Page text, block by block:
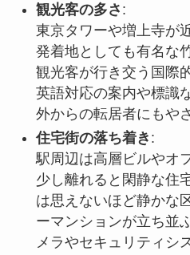
観光客の多さ :
東京タワーや増上寺が
発着地としても有名な
観光客が行き交う国際
英語対応の案内や標識
外からの転居者にもや
住宅街の落ち着き :
駅周辺は高層ビルやオ
少し離れると閑静な住
は思えないほど静かな
ーマンションが立ち並
メラやセキュリティシ